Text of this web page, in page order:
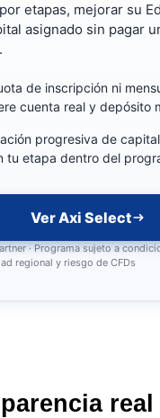
etapas, mejorar su
asignado sin pagar
de inscripción ni
cuenta real y depósito
progresiva de
tu etapa dentro del
Ver Axi Select
· Programa sujeto a
regional y riesgo de CFDs
real